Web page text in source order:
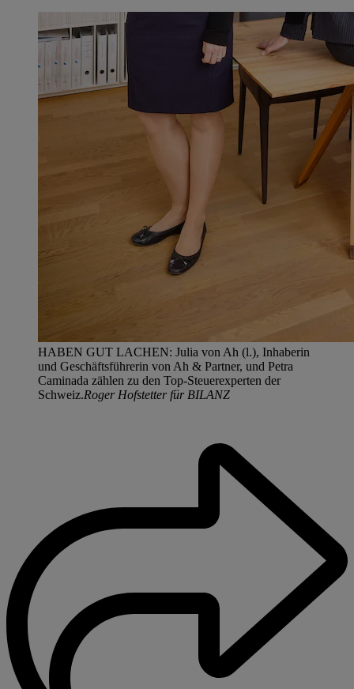
HABEN GUT LACHEN: Julia von Ah (l.), Inhaberin
und Geschäftsführerin von Ah & Partner, und Petra
Caminada zählen zu den Top-Steuerexperten der
Schweiz.Roger Hofstetter für BILANZ